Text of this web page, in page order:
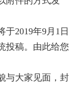
2019年9月1日
投稿。由此给您
与大家见面，封